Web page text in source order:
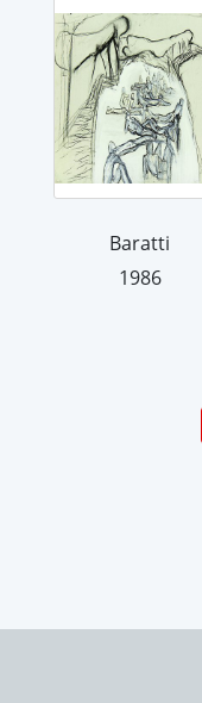
Baratti
1986